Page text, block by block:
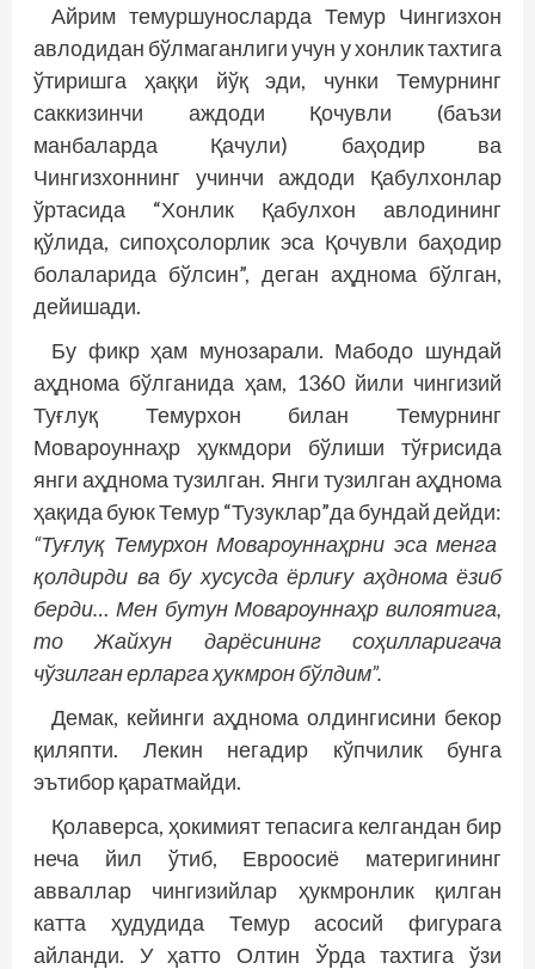
Айрим темуршуносларда Темур Чингизхон
авлодидан бўлмаганлиги учун у хонлик тахтига
ўтиришга ҳаққи йўқ эди, чунки Темурнинг
саккизинчи аждоди Қочувли (баъзи
манбаларда Қачули) баҳодир ва
Чингизхоннинг учинчи аждоди Қабулхонлар
ўртасида “Хонлик Қабулхон авлодининг
қўлида, сипоҳсолорлик эса Қочувли баҳодир
болаларида бўлсин”, деган аҳднома бўлган,
дейишади.
Бу фикр ҳам мунозарали. Мабодо шундай
аҳднома бўлганида ҳам, 1360 йили чингизий
Туғлуқ Темурхон билан Темурнинг
Мовароуннаҳр ҳукмдори бўлиши тўғрисида
янги аҳднома тузилган. Янги тузилган аҳднома
ҳақида буюк Темур “Тузуклар”да бундай дейди:
“Туғлуқ Темурхон Мовароуннаҳрни эса менга
қолдирди ва бу хусусда ёрлиғу аҳднома ёзиб
берди… Мен бутун Мовароуннаҳр вилоятига,
то Жайхун дарёсининг соҳилларигача
чўзилган ерларга ҳукмрон бўлдим”.
Демак, кейинги аҳднома олдингисини бекор
қиляпти. Лекин негадир кўпчилик бунга
эътибор қаратмайди.
Қолаверса, ҳокимият тепасига келгандан бир
неча йил ўтиб, Евроосиё материгининг
авваллар чингизийлар ҳукмронлик қилган
катта ҳудудида Темур асосий фигурага
айланди. У ҳатто Олтин Ўрда тахтига ўзи